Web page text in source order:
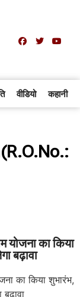
वीडियो कहानी
योजना का किया
बढ़ावा